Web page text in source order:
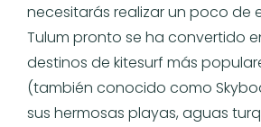
necesitarás realizar un poco de
Tulum pronto se ha convertido
destinos de kitesurf más
(también conocido como
sus hermosas playas, aguas